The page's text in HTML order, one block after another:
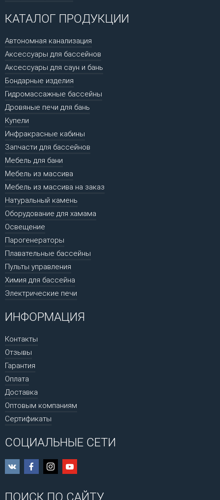
КАТАЛОГ ПРОДУКЦИИ
Автономная канализация
Аксессуары для бассейнов
Аксессуары для саун и бань
Бондарные изделия
Гидромассажные бассейны
Дровяные печи для бань
Купели
Инфракрасные кабины
Запчасти для бассейнов
Мебель для бани
Мебель из массива
Мебель из массива на заказ
Натуральный камень
Оборудование для хамама
Освещение
Парогенераторы
Плавательные бассейны
Пульты управления
Химия для бассейна
Электрические печи
ИНФОРМАЦИЯ
Контакты
Отзывы
Гарантия
Оплата
Доставка
Оптовым компаниям
Сертификаты
СОЦИАЛЬНЫЕ СЕТИ
ПОИСК ПО САЙТУ